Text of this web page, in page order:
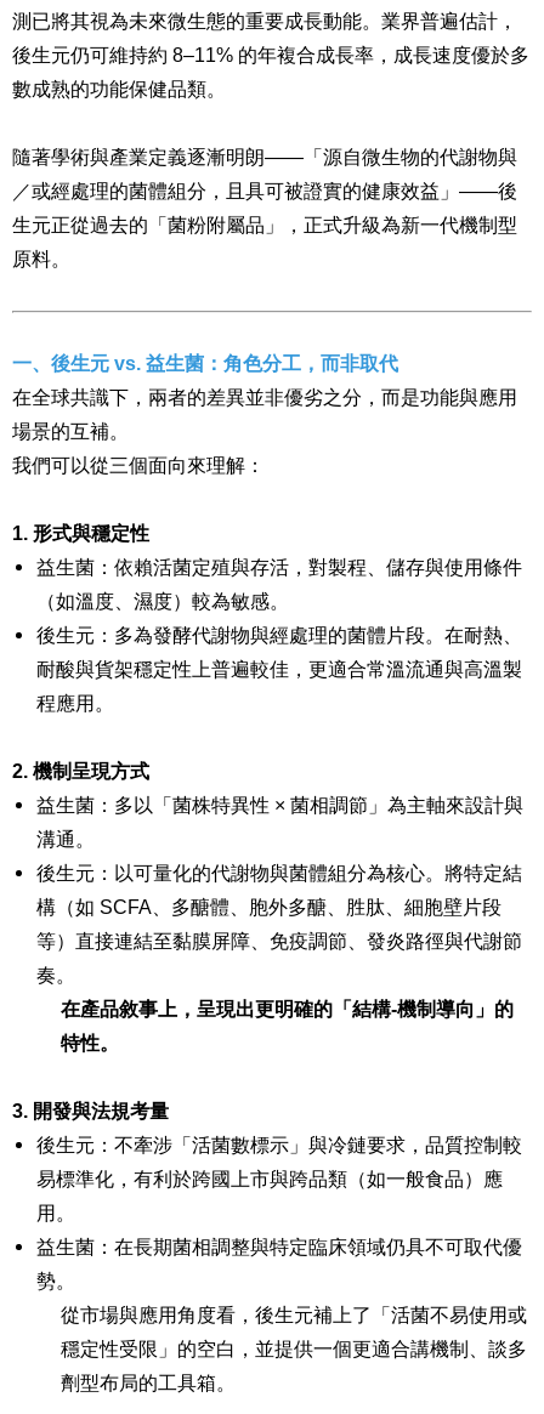
測已將其視為未來微生態的重要成長動能。業界普遍估計，
後生元仍可維持約 8–11% 的年複合成長率，成長速度優於多
數成熟的功能保健品類。
隨著學術與產業定義逐漸明朗——「源自微生物的代謝物與
／或經處理的菌體組分，且具可被證實的健康效益」——後
生元正從過去的「菌粉附屬品」，正式升級為新一代機制型
原料。
一、後生元 vs. 益生菌：角色分工，而非取代
在全球共識下，兩者的差異並非優劣之分，而是功能與應用
場景的互補。
我們可以從三個面向來理解：
1. 形式與穩定性
益生菌：依賴活菌定殖與存活，對製程、儲存與使用條件
（如溫度、濕度）較為敏感。
後生元：多為發酵代謝物與經處理的菌體片段。在耐熱、
耐酸與貨架穩定性上普遍較佳，更適合常溫流通與高溫製
程應用。​
2. 機制呈現方式
益生菌：多以「菌株特異性 × 菌相調節」為主軸來設計與
溝通。
後生元：以可量化的代謝物與菌體組分為核心。將特定結
構（如 SCFA、多醣體、胞外多醣、胜肽、細胞壁片段
等）直接連結至黏膜屏障、免疫調節、發炎路徑與代謝節
奏。
在產品敘事上，呈現出更明確的「結構-機制導向」的
特性。
3. 開發與法規考量
後生元：不牽涉「活菌數標示」與冷鏈要求，品質控制較
易標準化，有利於跨國上市與跨品類（如一般食品）應
用。
益生菌：在長期菌相調整與特定臨床領域仍具不可取代優
勢。​
從市場與應用角度看，後生元補上了「活菌不易使用或
穩定性受限」的空白，並提供一個更適合講機制、談多
劑型布局的工具箱。